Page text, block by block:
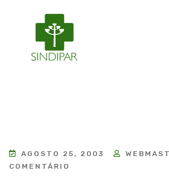
AGOSTO 25, 2003
COMENTÁRIO